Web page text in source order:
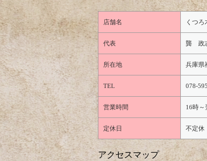
店舗名 くつろ
代表 龔 政
所在地 兵庫県
TEL 078-
営業時間 16時
定休日 不定休
アクセスマップ